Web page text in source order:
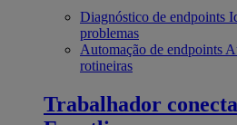
Diagnóstico de endpoints
problemas
Automação de endpoints
rotineiras
Trabalhador